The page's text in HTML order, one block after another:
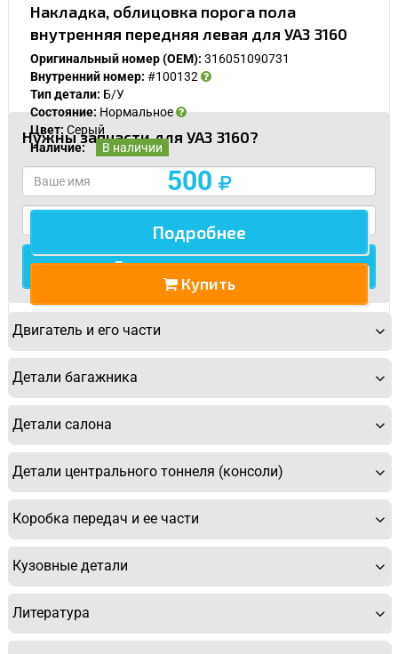
Накладка, облицовка порога пола
внутренняя передняя левая для УАЗ 3160
Оригинальный номер (OEM): 316051090731
Внутренний номер: #100132
Тип детали: Б/У
Состояние:Нормальное
Цвет: Серый
Наличие:
В наличии
500
Подробнее
Купить
Нужны запчасти для УАЗ 3160?
Двигатель и его части
Детали багажника
Детали салона
Детали центрального тоннеля (консоли)
Коробка передач и ее части
Кузовные детали
Литература
У Вас возникли вопросы? Вы не
нашли нужную Вам деталь?
Заполните форму ниже и мы Вам перезвоним.
Спасибо, мне это не нужно!